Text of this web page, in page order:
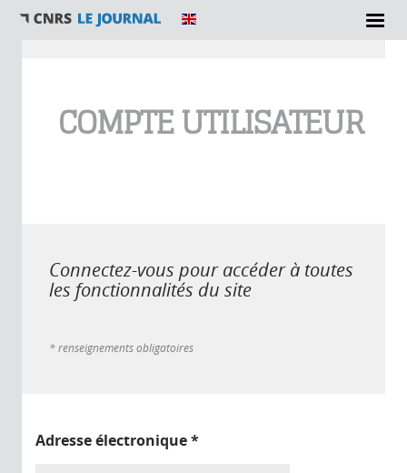
COMPTE UTILISATEUR
Connectez-vous pour accéder à toutes
les fonctionnalités du site
* renseignements obligatoires
Adresse électronique*